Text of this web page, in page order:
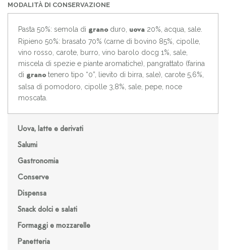
Uova, latte e derivati
Salumi
Gastronomia
Conserve
Dispensa
Snack dolci e salati
Formaggi e mozzarelle
Panetteria
MODALITÀ DI CONSERVAZIONE
Pasta 50%: semola di granoduro, uova 20%, acqua, sale.
Ripieno 50%: brasato 70% (carne di bovino 85%, cipolle,
vino rosso, carote, burro, vino barolo docg 1%, sale,
miscela di spezie e piante aromatiche), pangrattato (farina
di granotenero tipo “0”, lievito di birra, sale), carote 5,6%,
salsa di pomodoro, cipolle 3,8%, sale, pepe, noce
moscata.